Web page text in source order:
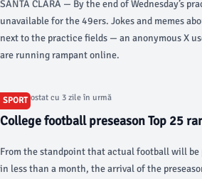
SANTA CLARA — By the end of Wednesday’s
unavailable for the 49ers. Jokes and memes
next to the practice fields — an anonymous X
are running rampant online.
SPORT
Articol postat cu 3 zile în urmă
College football preseason Top 25
From the standpoint that actual football will be
in less than a month, the arrival of the